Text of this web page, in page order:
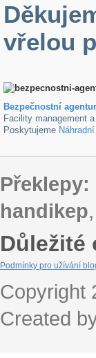
vřelou
Bezpečnostní
Facility management
Poskytujeme
Překlepy:
handikep
Důležité
Podmínky pro užívání
Copyright
Created